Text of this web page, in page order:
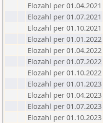
Elozahl per 01.04.2021
Elozahl per 01.07.2021
Elozahl per 01.10.2021
Elozahl per 01.01.2022
Elozahl per 01.04.2022
Elozahl per 01.07.2022
Elozahl per 01.10.2022
Elozahl per 01.01.2023
Elozahl per 01.04.2023
Elozahl per 01.07.2023
Elozahl per 01.10.2023